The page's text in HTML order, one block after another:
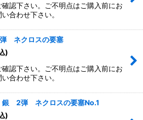
認下さい。ご不明点はご購入前にお
合わせ下さい。
ネクロスの要塞
)
認下さい。ご不明点はご購入前にお
合わせ下さい。
2弾 ネクロスの要塞No.1
)